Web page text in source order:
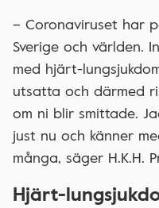
– Coronaviruset har
Sverige och världen.
med hjärt-
utsatta och därmed
om ni blir smittade.
just nu och känner
många, säger H.K.H.
Hjärt-